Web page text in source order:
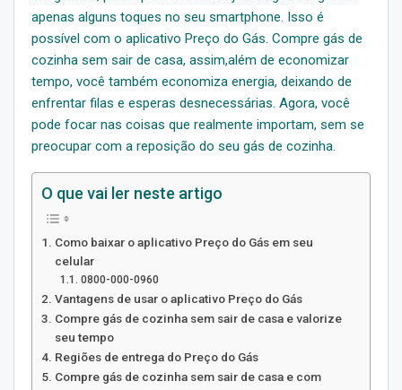
apenas alguns toques no seu smartphone. Isso é
possível com o aplicativo Preço do Gás. Compre gás de
cozinha sem sair de casa, assim,além de economizar
tempo, você também economiza energia, deixando de
enfrentar filas e esperas desnecessárias. Agora, você
pode focar nas coisas que realmente importam, sem se
preocupar com a reposição do seu gás de cozinha.
O que vai ler neste artigo
Como baixar o aplicativo Preço do Gás em seu
celular
0800-000-0960
Vantagens de usar o aplicativo Preço do Gás
Compre gás de cozinha sem sair de casa e valorize
seu tempo
Regiões de entrega do Preço do Gás
Compre gás de cozinha sem sair de casa e com